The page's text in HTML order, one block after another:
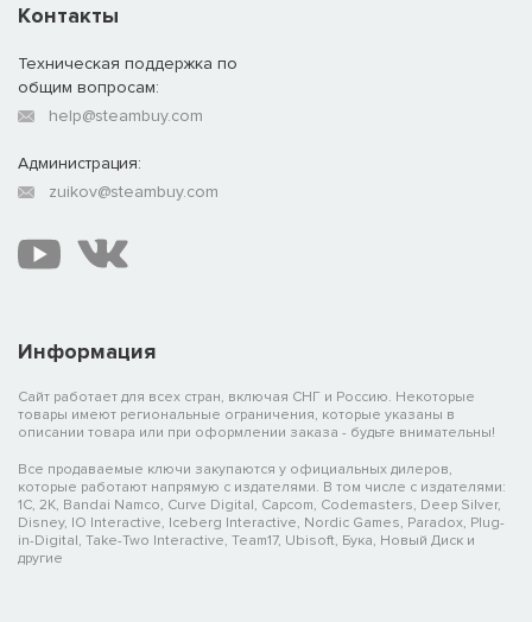
Информация
Сайт работает для всех стран, включая СНГ и Россию. Некоторые
товары имеют региональные ограничения, которые указаны в
описании товара или при оформлении заказа - будьте внимательны!
Все продаваемые ключи закупаются у официальных дилеров,
которые работают напрямую с издателями. В том числе с издателями:
1C, 2K, Bandai Namco, Curve Digital, Capcom, Codemasters, Deep Silver,
Disney, IO Interactive, Iceberg Interactive, Nordic Games, Paradox, Plug-
in-Digital, Take-Two Interactive, Team17, Ubisoft, Бука, Новый Диск и
другие
Контакты
Техническая поддержка по
общим вопросам:
help@steambuy.com
Администрация:
zuikov@steambuy.com